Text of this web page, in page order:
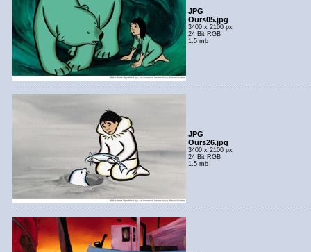
JPG
Ours05.jpg
3400 x 2100 px
24 Bit RGB
1.5 mb
JPG
Ours26.jpg
3400 x 2100 px
24 Bit RGB
1.5 mb